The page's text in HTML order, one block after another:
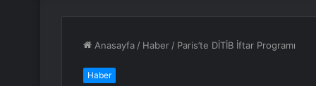
Anasayfa / Haber / Paris’te DİTİB İftar Programı
Haber